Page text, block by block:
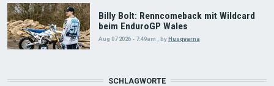
Billy Bolt: Renncomeback mit Wildcard
beim EnduroGP Wales
Aug 07 2026 - 7:49am byHusqvarna
SCHLAGWORTE